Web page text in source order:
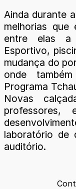
Ainda durante
melhorias que
entre elas a
Esportivo,
mudança do
onde
Programa
Novas
professores,
laboratório de
auditório.